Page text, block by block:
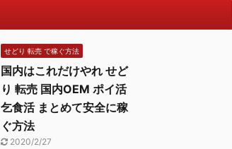
せどり 転売 で稼ぐ方法
国内はこれだけやれ せど
り 転売 国内OEM ポイ活
乞食活 まとめて安全に稼
ぐ方法
2020/2/27